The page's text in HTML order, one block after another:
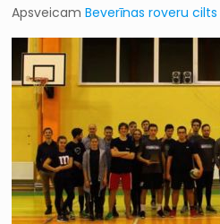
ApsveicamBeverīnas roveru cilts